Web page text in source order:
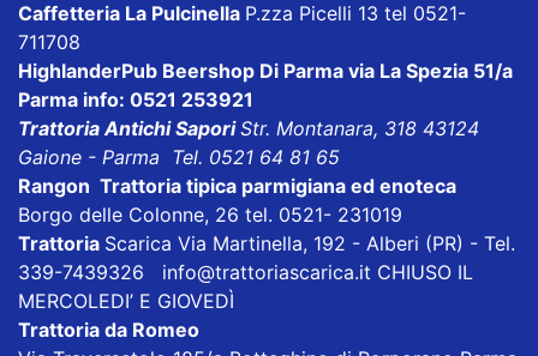
Caffetteria La Pulcinella P.zza Picelli 13 tel 0521-
711708
HighlanderPub Beershop Di Parma via La Spezia 51/a
Parma info: 0521 253921
Trattoria Antichi SaporiStr. Montanara, 318 43124
Gaione - Parma Tel. 0521 64 81 65
Rangon Trattoria tipica parmigiana ed enoteca
Borgo delle Colonne, 26 tel. 0521- 231019
Trattoria Scarica Via Martinella, 192 - Alberi (PR) - Tel.
339-7439326 info@trattoriascarica.it CHIUSO IL
MERCOLEDI’ E GIOVEDÌ
Trattoria da Romeo